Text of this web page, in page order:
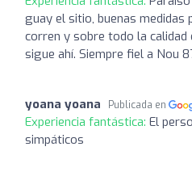
guay el sitio, buenas medidas
corren y sobre todo la calidad
sigue ahí. Siempre fiel a Nou
yoana yoana Publicada en
Experiencia fantástica: El
simpáticos